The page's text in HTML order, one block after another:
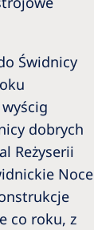
Świdnicy
dobrych
Reżyserii
Noce
co roku, z